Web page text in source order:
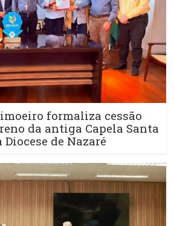
formaliza cessão
da antiga Capela Santa
de Nazaré